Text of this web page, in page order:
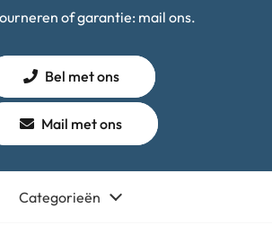
of garantie: mail ons.
Bel met ons
Mail met ons
Categorieën